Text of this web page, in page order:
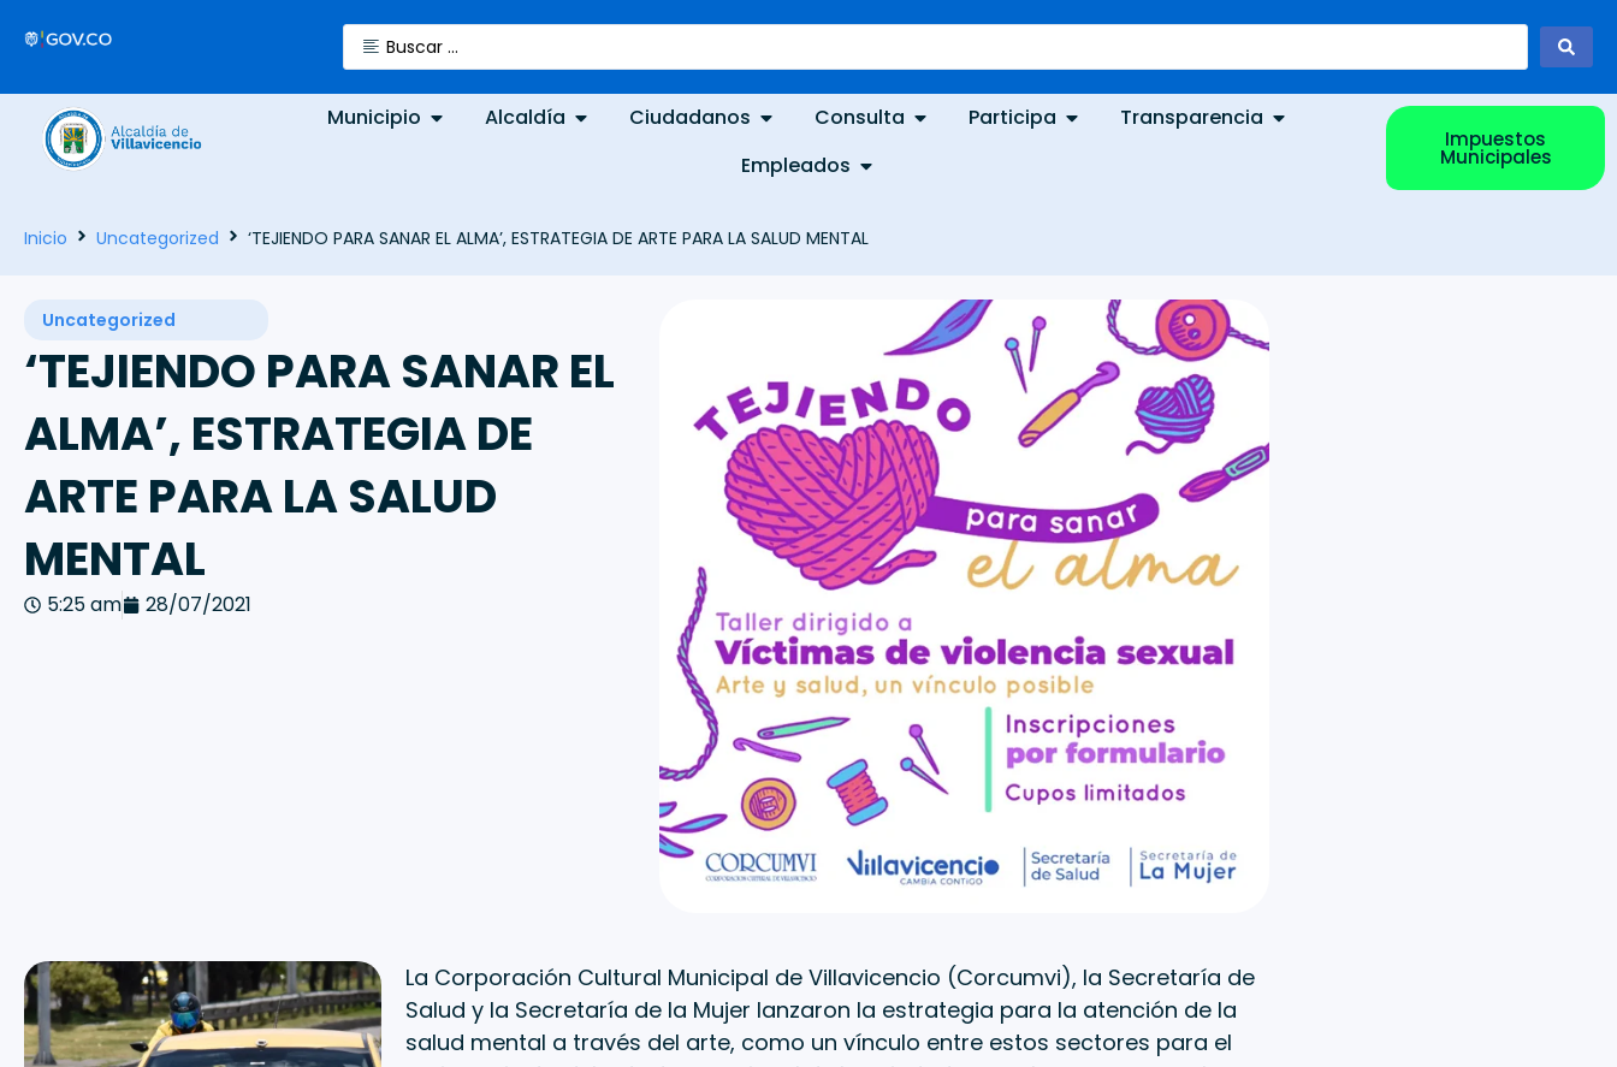
Municipio Alcaldía Ciudadanos Consulta Participa
Transparencia
Empleados
Impuestos
Municipales
Inicio Uncategorized ‘TEJIENDO PARA SANAR EL ALMA’, ESTRATEGIA DE ARTE PARA LA SALUD MENTAL
Uncategorized
‘TEJIENDO PARA SANAR EL
ALMA’, ESTRATEGIA DE
ARTE PARA LA SALUD
MENTAL
5:25 am 28/07/2021
La Corporación Cultural Municipal de Villavicencio (Corcumvi), la Secretaría de
Salud y la Secretaría de la Mujer lanzaron la estrategia para la atención de la
salud mental a través del arte, como un vínculo entre estos sectores para el